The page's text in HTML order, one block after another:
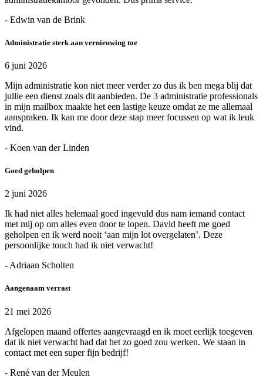
- Edwin van de Brink
Administratie sterk aan vernieuwing toe
6 juni 2026
Mijn administratie kon niet meer verder zo dus ik ben mega blij dat
jullie een dienst zoals dit aanbieden. De 3 administratie professionals
in mijn mailbox maakte het een lastige keuze omdat ze me allemaal
aanspraken. Ik kan me door deze stap meer focussen op wat ik leuk
vind.
- Koen van der Linden
Goed geholpen
2 juni 2026
Ik had niet alles helemaal goed ingevuld dus nam iemand contact
met mij op om alles even door te lopen. David heeft me goed
geholpen en ik werd nooit ‘aan mijn lot overgelaten’. Deze
persoonlijke touch had ik niet verwacht!
- Adriaan Scholten
Aangenaam verrast
21 mei 2026
Afgelopen maand offertes aangevraagd en ik moet eerlijk toegeven
dat ik niet verwacht had dat het zo goed zou werken. We staan in
contact met een super fijn bedrijf!
- René van der Meulen